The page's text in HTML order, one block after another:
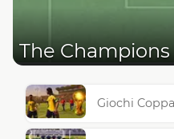
The Champions
Giochi